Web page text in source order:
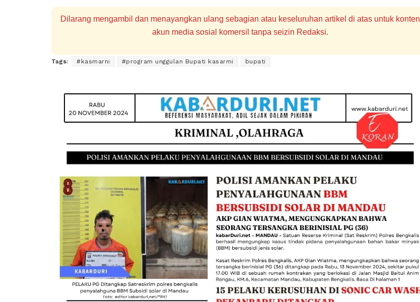
Dilarang mengambil dan menayangkan ulang sebagian atau keseluruhan artikel di atas untuk konten
akun media sosial komersil tanpa seizin Redaksi.
Tags: #kasmarni #program unggulan Bupati kasarmi bupati